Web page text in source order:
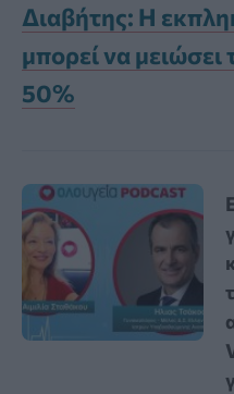
Διαβήτης: Η
μπορεί να
50%